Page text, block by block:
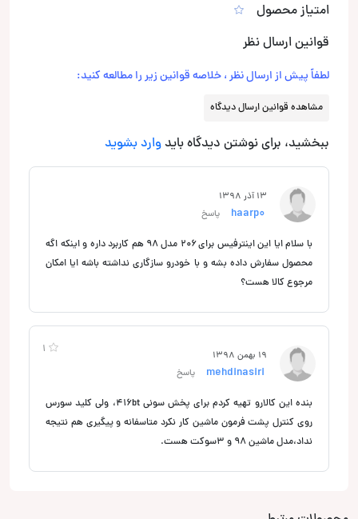
امتیاز محصول
قوانین ارسال نظر
لطفاً پیش از ارسال نظر ، خلاصه قوانین زیر را مطالعه کنید:
مشاهده قوانین ارسال دیدگاه
ببخشید، برای نوشتن دیدگاه باید وارد بشوید
13 آذر 1398
پاسخ
با سلام ایا این اینترفیس برای ۲۰۶ مدل ۹۸ هم کاربرد داره و اینکه اگه
محصول سفارش داده بشه و با خودرو سازگاری نداشته باشه ایا امکان
مرجوع کالا هست؟
1 19 بهمن 1398
پاسخ
بنده این کالارو تهیه کردم برای پخش سونی 416bt، ولی کلید سورس
روی کنترل پشت فرمون ماشین کار نکرد متاسفانه و پیگیری هم نتیجه
نداد،مدل ماشین 98 و 3سوکت هست.